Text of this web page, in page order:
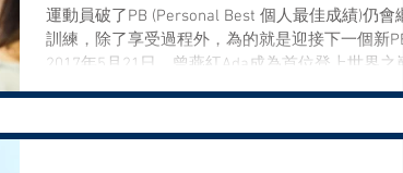
運動員破了PB (Personal Best 個人最佳成績)仍會
訓練，除了享受過程外，為的就是迎接下一個新
2017年5月21日，曾燕紅Ada成為首位登上世界之
珠穆朗瑪峰的中國香港女性。 介紹行山裝備和注